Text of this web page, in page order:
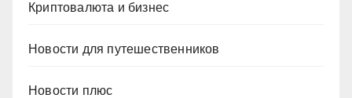
Криптовалюта и бизнес
Новости для путешественников
Новости плюс